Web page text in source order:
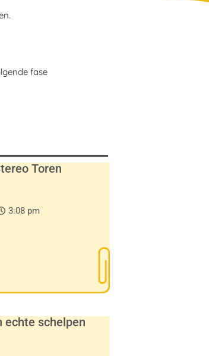
fase
Toren
3:08 pm
echte schelpen